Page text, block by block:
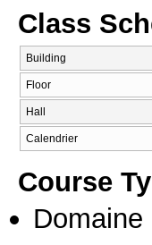
Class
Building
Floor
Hall
Calendrier
Course